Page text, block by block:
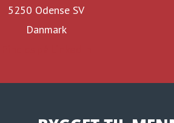
5250 Odense SV
Danmark